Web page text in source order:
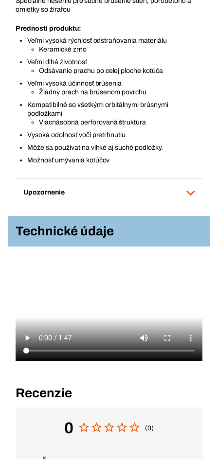
omietky so žirafou
Prednosti produktu:
Veľmi vysoká rýchlosť odstraňovania materiálu
Keramické zrno
Veľmi dlhá životnosť
Odsávanie prachu po celej ploche kotúča
Veľmi vysoká účinnosť brúsenia
Žiadny prach na brúsenom povrchu
Kompatibilné so všetkými orbitálnymi brúsnymi
podložkami
Viacnásobná perforovaná štruktúra
Vysoká odolnosť voči pretrhnutiu
Môže sa používať na vlhké aj suché podložky.
Možnosť umývania kotúčov
Upozornenie
Technické údaje
Recenzie
0 (0)